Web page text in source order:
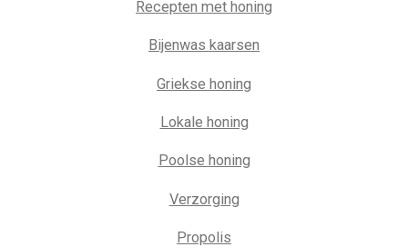
Recepten met honing
Bijenwas kaarsen
Griekse honing
Lokale honing
Poolse honing
Verzorging
Propolis